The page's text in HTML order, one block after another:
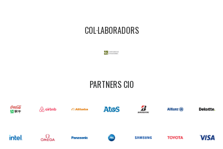
COL·LABORADORS
PARTNERS CIO